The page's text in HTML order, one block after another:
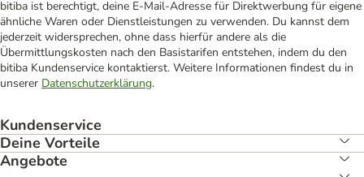
bitiba ist berechtigt, deine E-Mail-Adresse für Direktwerbung für eigene
ähnliche Waren oder Dienstleistungen zu verwenden. Du kannst dem
jederzeit widersprechen, ohne dass hierfür andere als die
Übermittlungskosten nach den Basistarifen entstehen, indem du den
bitiba Kundenservice kontaktierst. Weitere Informationen findest du in
unserer Datenschutzerklärung.
Kundenservice
Deine Vorteile
Angebote